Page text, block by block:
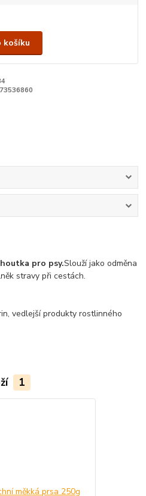
košíku
pro psy.Slouží jako odměna
stravy při cestách.
vedlejší produkty rostlinného
1